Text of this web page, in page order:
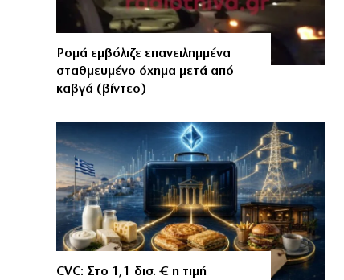
Ρομά εμβόλιζε επανειλημμένα
σταθμευμένο όχημα μετά από
καβγά (βίντεο)
CVC: Στο 1,1 δισ. € η τιμή